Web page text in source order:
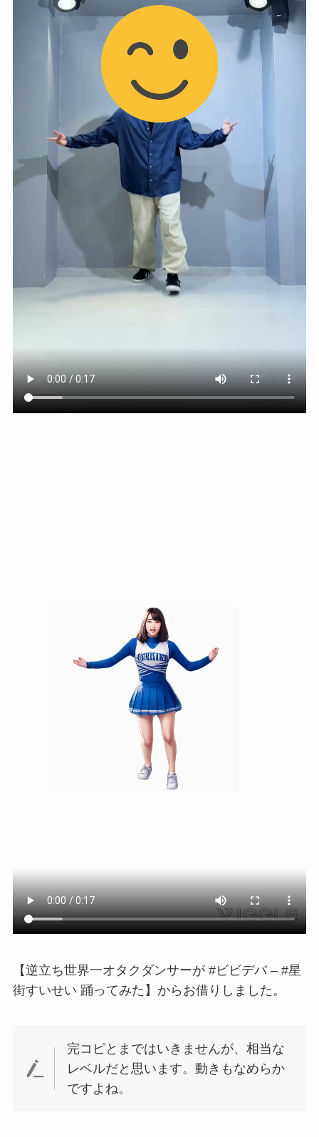
【逆立ち世界一オタクダンサーが #ビビデバ – #星
街すいせい 踊ってみた】からお借りしました。
完コピとまではいきませんが、相当な
レベルだと思います。動きもなめらか
ですよね。